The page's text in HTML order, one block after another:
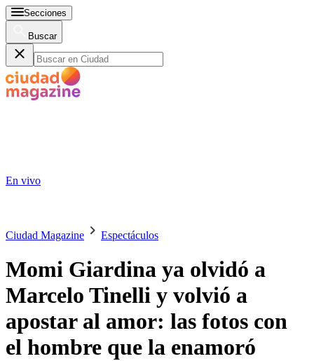
Secciones
Buscar
En vivo
Ciudad Magazine Espectáculos
Momi Giardina ya olvidó a
Marcelo Tinelli y volvió a
apostar al amor: las fotos con
el hombre que la enamoró